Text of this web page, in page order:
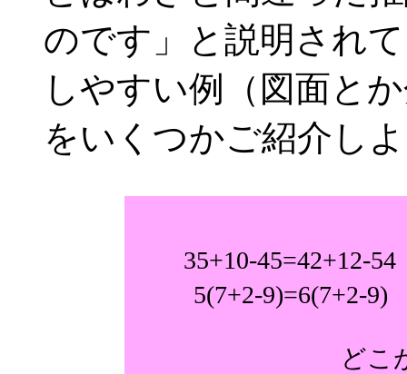
のです」と説明され
しやすい例（図面と
をいくつかご紹介し
35+10-45=42+12-
5(7+2-9)=6(7+2-
どこ